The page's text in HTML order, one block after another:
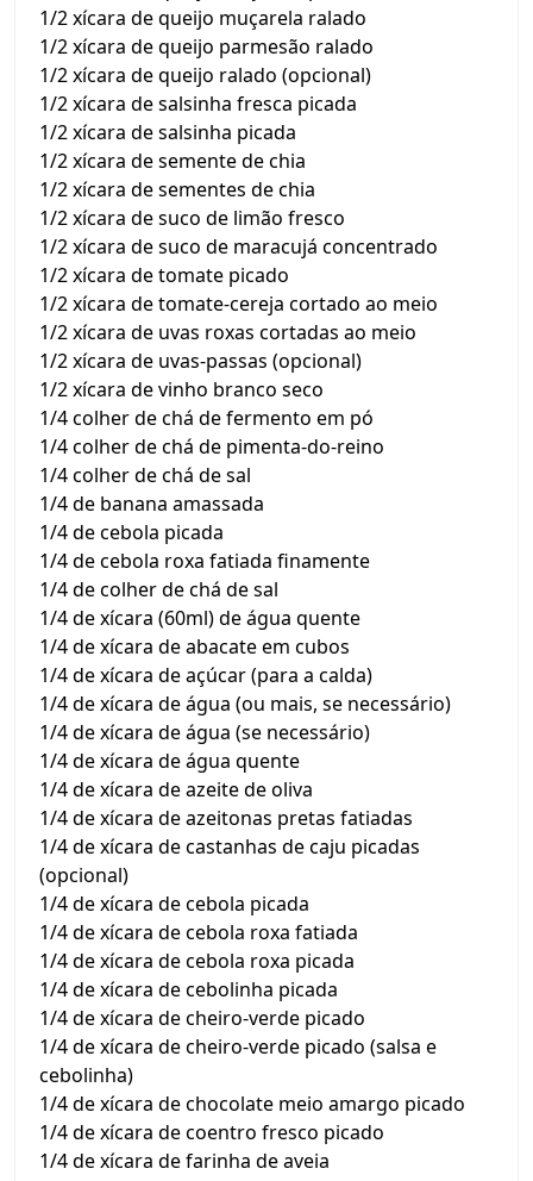
1/2 xícara de queijo muçarela ralado
1/2 xícara de queijo parmesão ralado
1/2 xícara de queijo ralado (opcional)
1/2 xícara de salsinha fresca picada
1/2 xícara de salsinha picada
1/2 xícara de semente de chia
1/2 xícara de sementes de chia
1/2 xícara de suco de limão fresco
1/2 xícara de suco de maracujá concentrado
1/2 xícara de tomate picado
1/2 xícara de tomate-cereja cortado ao meio
1/2 xícara de uvas roxas cortadas ao meio
1/2 xícara de uvas-passas (opcional)
1/2 xícara de vinho branco seco
1/4 colher de chá de fermento em pó
1/4 colher de chá de pimenta-do-reino
1/4 colher de chá de sal
1/4 de banana amassada
1/4 de cebola picada
1/4 de cebola roxa fatiada finamente
1/4 de colher de chá de sal
1/4 de xícara (60ml) de água quente
1/4 de xícara de abacate em cubos
1/4 de xícara de açúcar (para a calda)
1/4 de xícara de água (ou mais, se necessário)
1/4 de xícara de água (se necessário)
1/4 de xícara de água quente
1/4 de xícara de azeite de oliva
1/4 de xícara de azeitonas pretas fatiadas
1/4 de xícara de castanhas de caju picadas
(opcional)
1/4 de xícara de cebola picada
1/4 de xícara de cebola roxa fatiada
1/4 de xícara de cebola roxa picada
1/4 de xícara de cebolinha picada
1/4 de xícara de cheiro-verde picado
1/4 de xícara de cheiro-verde picado (salsa e
cebolinha)
1/4 de xícara de chocolate meio amargo picado
1/4 de xícara de coentro fresco picado
1/4 de xícara de farinha de aveia